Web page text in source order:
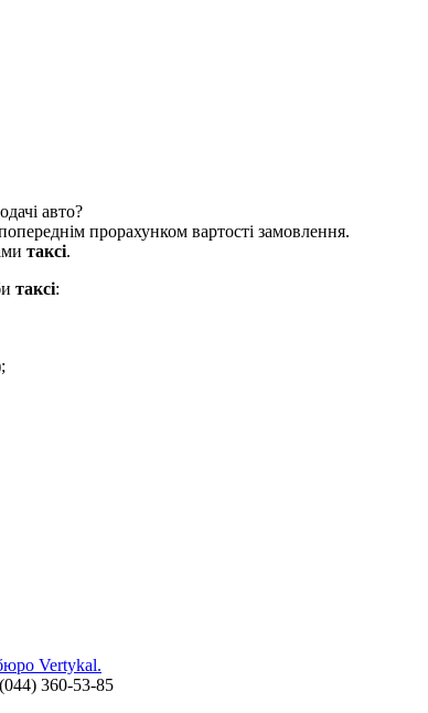
авто?
прорахунком вартості замовлення.
таксі.
таксі:
Vertykal.
360-53-85
зареєструвати власну службу таксі з будь-якого міста